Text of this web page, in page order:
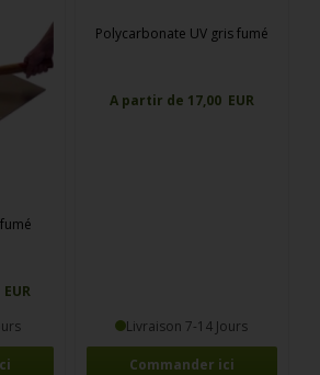
Polycarbonate UV gris fumé
A partir de 17,00 EUR
Livraison 7-14 Jours
Commander ici